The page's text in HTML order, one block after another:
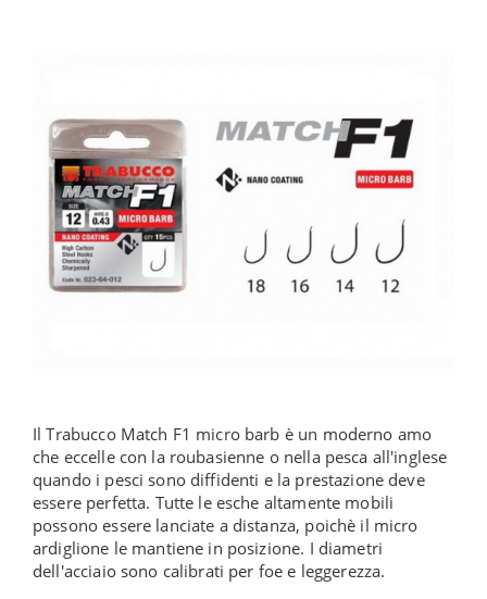
Il Trabucco Match F1 micro barb è un moderno amo
che eccelle con la roubasienne o nella pesca all'inglese
quando i pesci sono diffidenti e la prestazione deve
essere perfetta. Tutte le esche altamente mobili
possono essere lanciate a distanza, poichè il micro
ardiglione le mantiene in posizione. I diametri
dell'acciaio sono calibrati per foe e leggerezza.